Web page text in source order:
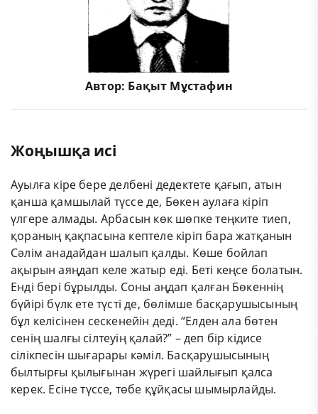
Автор: Бақыт Мұстафин
Жоңышқа исі
Ауылға кіре бере делбені дедектете қағып, атын
қанша қамшылай түссе де, Бөкен аулаға кіріп
үлгере алмады. Арбасын көк шөпке теңките тиеп,
қораның қақпасына кептеле кіріп бара жатқанын
Сәлім анадайдан шалып қалды. Көше бойлап
ақырын аяңдап келе жатыр еді. Беті кеңсе болатын.
Енді бері бұрылды. Соны аңдап қалған Бөкеннің
бүйірі бүлк ете түсті де, бөлімше басқарушысының
бұл келісінен сескенейін деді. “Елден ала бөтен
сенің шалғы сілтеуің қалай?” – деп бір кідисе
сілікпесін шығарары кәміл. Басқарушысының
былтырғы қылығынан жүрегі шайлығып қалса
керек. Есіне түссе, төбе құйқасы шымырлайды.